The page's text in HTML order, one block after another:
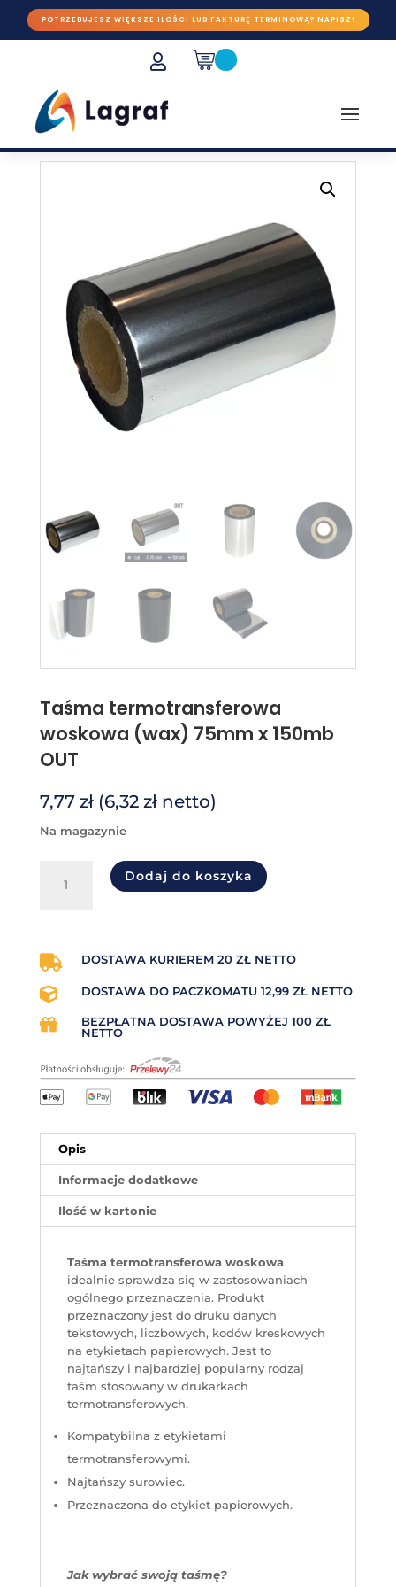
POTRZEBUJESZ WIĘKSZE ILOŚCI LUB FAKTURĘ TERMINOWĄ? NAPISZ!

Taśma termotransferowa
woskowa (wax) 75mm x 150mb
OUT
7,77 zł (6,32 złnetto)
na magazynie
Taśma
75mm
x
150mb
Dodaj do koszyka
 DOSTAWA KURIEREM 20 ZŁ NETTO
 DOSTAWA DO PACZKOMATU 12,99 ZŁ NETTO

BEZPŁATNA DOSTAWA POWYŻEJ 100 ZŁ
NETTO
Opis
Informacje dodatkowe
Ilość w kartonie
Taśma termotransferowa woskowa
idealnie sprawdza się w zastosowaniach
ogólnego przeznaczenia. Produkt
przeznaczony jest do druku danych
tekstowych, liczbowych, kodów kreskowych
na etykietach papierowych. Jest to
najtańszy i najbardziej popularny rodzaj
taśm stosowany w drukarkach
termotransferowych.
Kompatybilna z etykietami
termotransferowymi.
Najtańszy surowiec.
Przeznaczona do etykiet papierowych.
Jak wybrać swoją taśmę?